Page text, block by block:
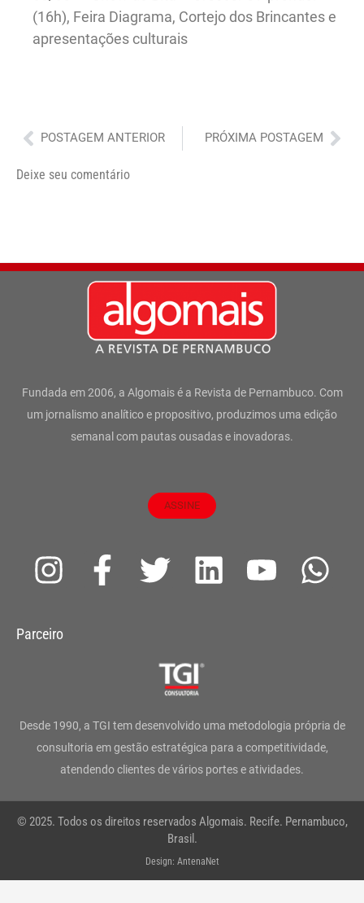
(16h), Feira Diagrama, Cortejo dos Brincantes e
apresentações culturais
Anterior
POSTAGEM ANTERIOR PRÓXIMA POSTAGEM
Deixe seu comentário
Fundada em 2006, a Algomais é a Revista de Pernambuco. Com
um jornalismo analítico e propositivo, produzimos uma edição
semanal com pautas ousadas e inovadoras.
ASSINE
I
s
g
r
a
m
F
a
o
o
k
-
T
t
e
r
L
d
i
n
Y
b
e
W
a
p
Parceiro
Desde 1990, a TGI tem desenvolvido uma metodologia própria de
consultoria em gestão estratégica para a competitividade,
atendendo clientes de vários portes e atividades.
© 2025. Todos os direitos reservados Algomais. Recife. Pernambuco,
Brasil.
Design: AntenaNet